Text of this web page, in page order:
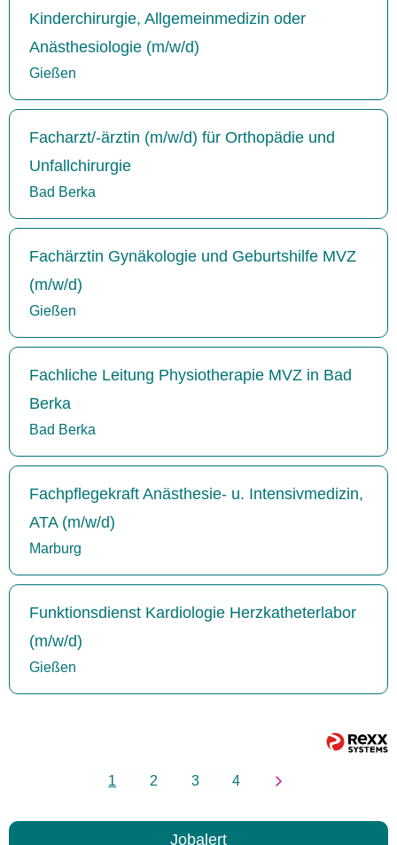
Kinderchirurgie, Allgemeinmedizin oder
Anästhesiologie (m/w/d)
Gießen
Facharzt/-ärztin (m/w/d) für Orthopädie und
Unfallchirurgie
Bad Berka
Fachärztin Gynäkologie und Geburtshilfe MVZ
(m/w/d)
Gießen
Fachliche Leitung Physiotherapie MVZ in Bad
Berka
Bad Berka
Fachpflegekraft Anästhesie- u. Intensivmedizin,
ATA (m/w/d)
Marburg
Funktionsdienst Kardiologie Herzkatheterlabor
(m/w/d)
Gießen
1 2 3 4
Jobalert